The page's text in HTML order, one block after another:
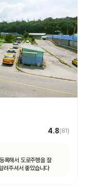
4.8(81)
록해서 도로주행을 잘
려주셔서 좋았습니다